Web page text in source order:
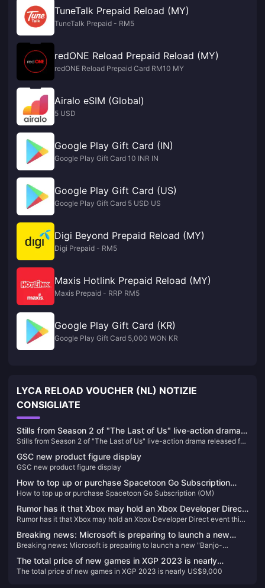
TuneTalk Prepaid Reload (MY)
TuneTalk Prepaid - RM5
redONE Reload Prepaid Reload (MY)
redONE Reload Prepaid Card RM10 MY
Airalo eSIM (Global)
5 USD
Google Play Gift Card (IN)
Google Play Gift Card 10 INR IN
Google Play Gift Card (US)
Google Play Gift Card 5 USD US
Digi Beyond Prepaid Reload (MY)
Digi Prepaid - RM5
Maxis Hotlink Prepaid Reload (MY)
Maxis Prepaid - RRP RM5
Google Play Gift Card (KR)
Google Play Gift Card 5,000 WON KR
LYCA RELOAD VOUCHER (NL) NOTIZIE
CONSIGLIATE
Stills from Season 2 of "The Last of Us" live-action drama
released for the first time
Stills from Season 2 of "The Last of Us" live-action drama released for
GSC new product figure display
GSC new product figure display
How to top up or purchase Spacetoon Go Subscription
(OM)
How to top up or purchase Spacetoon Go Subscription (OM)
Rumor has it that Xbox may hold an Xbox Developer Direct
event this month
Rumor has it that Xbox may hold an Xbox Developer Direct event this
Breaking news: Microsoft is preparing to launch a new
"Banjo-Kazooie Adventures" game
Breaking news: Microsoft is preparing to launch a new "Banjo-
The total price of new games in XGP 2023 is nearly
US$9,000
The total price of new games in XGP 2023 is nearly US$9,000